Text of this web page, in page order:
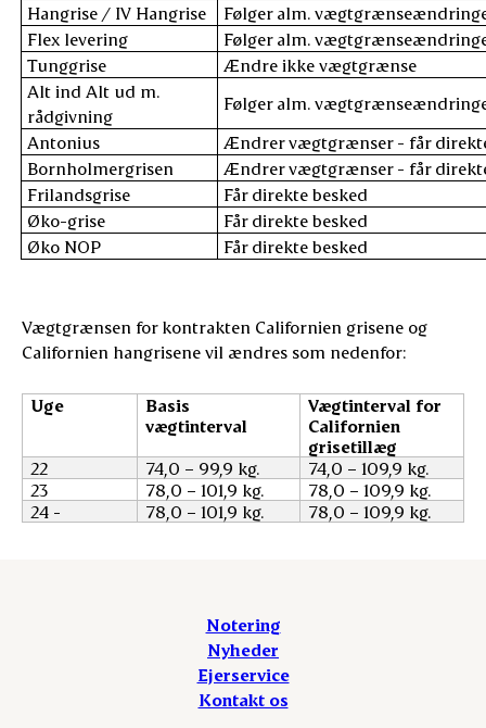
Hangrise / IV Hangrise
Følger alm.
Flex levering
Følger alm.
Tunggrise
Ændre ikke vægtgrænse
Alt ind Alt ud m.
rådgivning
Følger alm.
Antonius
Ændrer vægtgrænser - får
Bornholmergrisen
Ændrer vægtgrænser - får
Frilandsgrise
Får direkte besked
Øko-grise
Får direkte besked
Øko NOP
Får direkte besked
Vægtgrænsen for kontrakten Californien grisene og
Californien hangrisene vil ændres som nedenfor:
Uge
Basis
vægtinterval
Vægtinterval for
Californien
grisetillæg
22
74,0 – 99,9 kg.
74,0 – 109,9 kg.
23
78,0 – 101,9 kg.
78,0 – 109,9 kg.
24 -
78,0 – 101,9 kg. 78,0 – 109,9 kg.
Notering
Nyheder
Ejerservice
Kontakt os